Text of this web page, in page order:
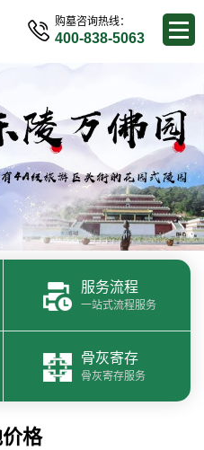
购墓咨询热线：
400-838-5063
服务流程
一站式流程服务
骨灰寄存
骨灰寄存服务
格